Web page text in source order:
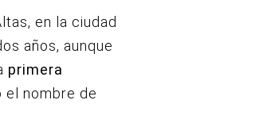
en la ciudad
años, aunque
primera
el nombre de